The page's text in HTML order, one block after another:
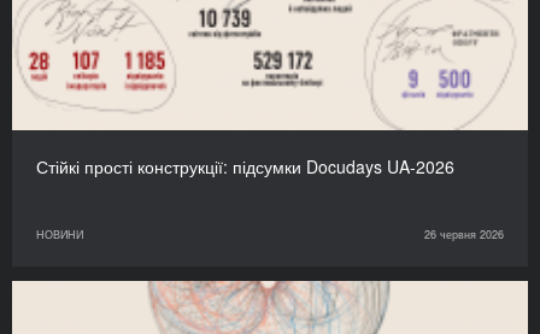
Стійкі прості конструкції: підсумки Docudays UA-2026
НОВИНИ 26 червня 2026